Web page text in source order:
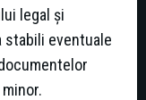
legal şi
stabili eventuale